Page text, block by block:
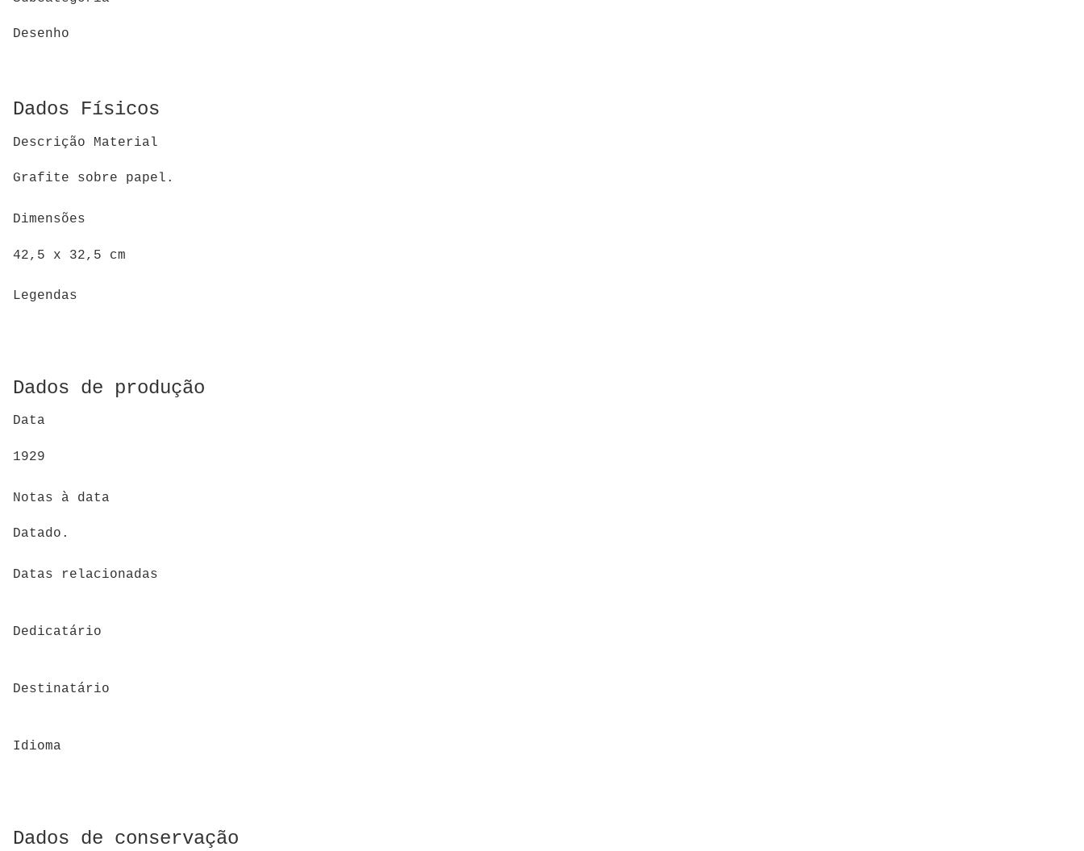
Desenho
Dados Físicos
Descrição Material
Grafite sobre papel.
Dimensões
42,5 x 32,5 cm
Legendas
Dados de produção
Data
1929
Notas à data
Datado.
Datas relacionadas
Dedicatário
Destinatário
Idioma
Dados de conservação